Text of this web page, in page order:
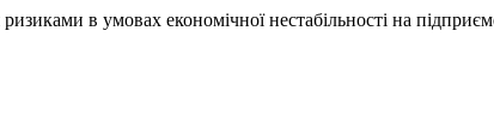
в умовах економічної нестабільності на